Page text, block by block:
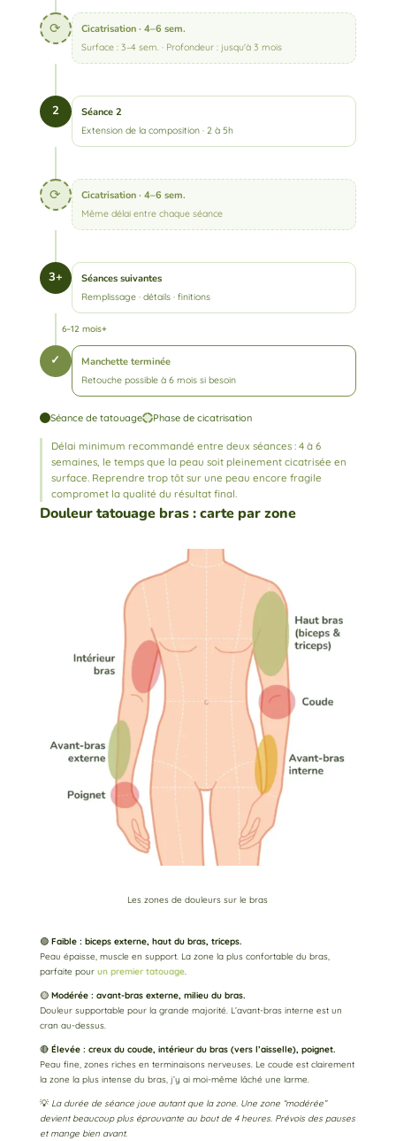
⟳ Cicatrisation · 4–6 sem.
Surface : 3–4 sem. · Profondeur : jusqu'à 3 mois
2 Séance 2
Extension de la composition · 2 à 5h
⟳ Cicatrisation · 4–6 sem.
Même délai entre chaque séance
3+ Séances suivantes
Remplissage · détails · finitions
6–12 mois+
✓ Manchette terminée
Retouche possible à 6 mois si besoin
Séance de tatouage Phase de cicatrisation
Délai minimum recommandé entre deux séances : 4 à 6
semaines, le temps que la peau soit pleinement cicatrisée en
surface. Reprendre trop tôt sur une peau encore fragile
compromet la qualité du résultat final.
Douleur tatouage bras : carte par zone
Les zones de douleurs sur le bras
🟢 Faible : biceps externe, haut du bras, triceps.
Peau épaisse, muscle en support. La zone la plus confortable du bras,
parfaite pour un premier tatouage.
🟡 Modérée : avant-bras externe, milieu du bras.
Douleur supportable pour la grande majorité. L’avant-bras interne est un
cran au-dessus.
🔴Élevée : creux du coude, intérieur du bras (vers l’aisselle), poignet.
Peau fine, zones riches en terminaisons nerveuses. Le coude est clairement
la zone la plus intense du bras, j’y ai moi-même lâché une larme.
💡 La durée de séance joue autant que la zone. Une zone “modérée”
devient beaucoup plus éprouvante au bout de 4 heures. Prévois des pauses
et mange bien avant.